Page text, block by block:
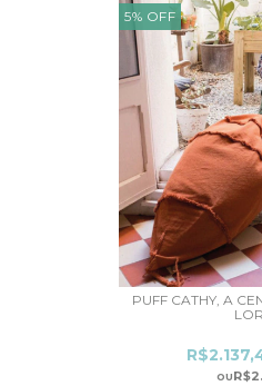
5% OFF
PUFF CATHY, A